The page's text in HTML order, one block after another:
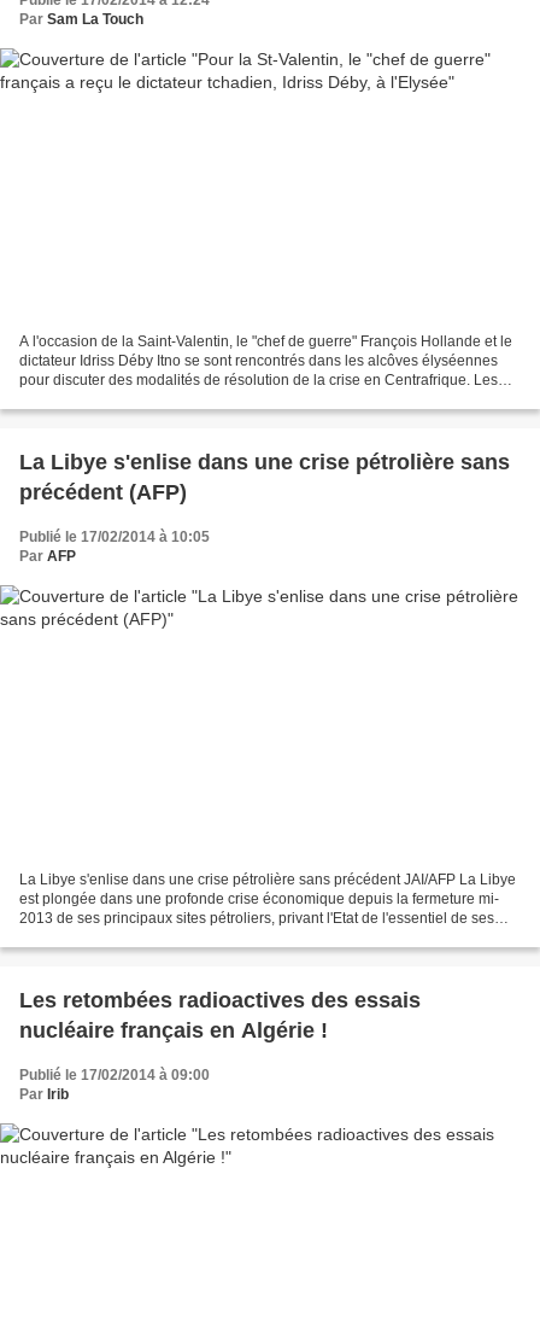
Par Sam La Touch
A l'occasion de la Saint-Valentin, le "chef de guerre" François Hollande et le
dictateur Idriss Déby Itno se sont rencontrés dans les alcôves élyséennes
pour discuter des modalités de résolution de la crise en Centrafrique. Les
La Libye s'enlise dans une crise pétrolière sans
précédent (AFP)
Publié le 17/02/2014 à 10:05
Par AFP
La Libye s'enlise dans une crise pétrolière sans précédent JAI/AFP La Libye
est plongée dans une profonde crise économique depuis la fermeture mi-
2013 de ses principaux sites pétroliers, privant l'Etat de l'essentiel de ses
Les retombées radioactives des essais
nucléaire français en Algérie !
Publié le 17/02/2014 à 09:00
Par Irib